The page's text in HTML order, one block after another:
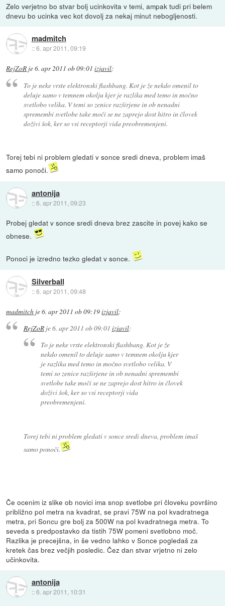
Zelo verjetno bo stvar bolj ucinkovita v temi, ampak tudi pri belem
dnevu bo ucinka vec kot dovolj za nekaj minut nebogljenosti.
madmitch
::6. apr 2011, 09:19
RejZoR je6. apr 2011 ob 09:01 izjavil:
To je neke vrste elektronski flashbang. Kot je že nekdo omenil to
deluje samo v temnem okolju kjer je razlika med temo in močno
svetlobo velika. V temi so zenice razširjene in ob nenadni
spremembi svetlobe take moči se ne zaprejo dost hitro in človek
doživi šok, ker so vsi receptorji vida preobremenjeni.
Torej tebi ni problem gledati v sonce sredi dneva, problem imaš
samo ponoči.
antonija
::6. apr 2011, 09:23
Probej gledat v sonce sredi dneva brez zascite in povej kako se
obnese.
Ponoci je izredno tezko gledat v sonce.
Silverball
::6. apr 2011, 09:48
madmitch je6. apr 2011 ob 09:19izjavil:
RejZoRje6. apr 2011 ob 09:01 izjavil:
To je neke vrste elektronski flashbang. Kot je že
nekdo omenil to deluje samo v temnem okolju kjer
je razlika med temo in močno svetlobo velika. V
temi so zenice razširjene in ob nenadni spremembi
svetlobe take moči se ne zaprejo dost hitro in človek
doživi šok, ker so vsi receptorji vida
preobremenjeni.
Torej tebi ni problem gledati v sonce sredi dneva, problem imaš
samo ponoči.
Če ocenim iz slike ob novici ima snop svetlobe pri človeku površino
približno pol metra na kvadrat, se pravi 75W na pol kvadratnega
metra, pri Soncu gre bolj za 500W na pol kvadratnega metra. To
seveda s predpostavko da tistih 75W pomeni svetlobno moč.
Razlika je precejšna, in še vedno lahko v Sonce pogledaš za
kretek čas brez večjih posledic. Čez dan stvar vrjetno ni zelo
učinkovita.
antonija
::6. apr 2011, 10:31